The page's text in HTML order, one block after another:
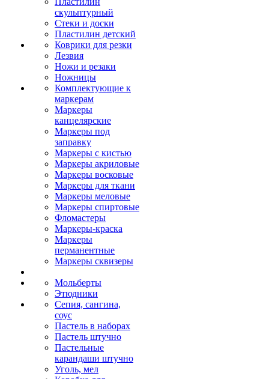
скульптурный
Стеки и доски
Пластилин детский
Коврики для резки
Лезвия
Ножи и резаки
Ножницы
Комплектующие к
маркерам
Маркеры
канцелярские
Маркеры под
заправку
Маркеры с кистью
Маркеры акриловые
Маркеры восковые
Маркеры для ткани
Маркеры меловые
Маркеры спиртовые
Фломастеры
Маркеры-краска
Маркеры
перманентные
Маркеры сквизеры
Мольберты
Этюдники
Сепия, сангина,
соус
Пастель в наборах
Пастель штучно
Пастельные
карандаши штучно
Уголь, мел